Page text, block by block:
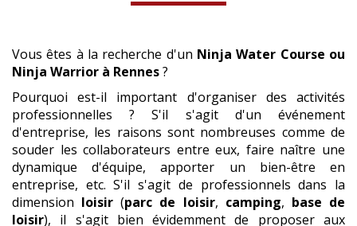
Vous êtes à la recherche d'un Ninja Water Course ou
Ninja Warrior à Rennes?
Pourquoi est-il important d'organiser des activités
professionnelles ? S'il s'agit d'un événement
d'entreprise, les raisons sont nombreuses comme de
souder les collaborateurs entre eux, faire naître une
dynamique d'équipe, apporter un bien-être en
entreprise, etc. S'il s'agit de professionnels dans la
dimension loisir (parc de loisir, camping, base de
loisir), il s'agit bien évidemment de proposer aux